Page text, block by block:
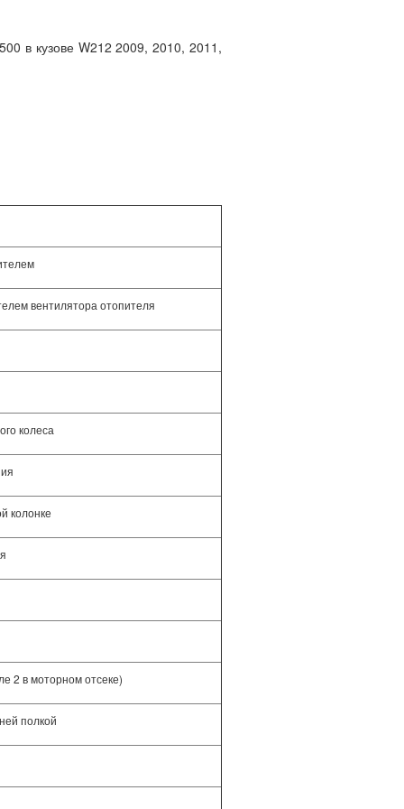
в кузове W212 2009, 2010, 2011,
вентилятора отопителя
колеса
колонке
2 в моторном отсеке)
полкой